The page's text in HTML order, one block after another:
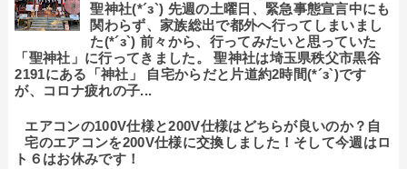
聖神社(*´з`) 先週の土曜日、緊急事態宣言中にも
関わらず、家族総出で都外へ行ってしまいまし
た(*´з`) 前々から、行ってみたいと思っていた
「聖神社」に行ってきました。 聖神社は埼玉県秩父市黒谷
2191にある「神社」 自宅からだと片道約2時間(*´з`)です
が、コロナ疲れの子...
エアコンの100V仕様と200V仕様はどちらが良いのか？自
宅のエアコンを200V仕様に交換しました！そして今週はロ
ト６はお休みです！